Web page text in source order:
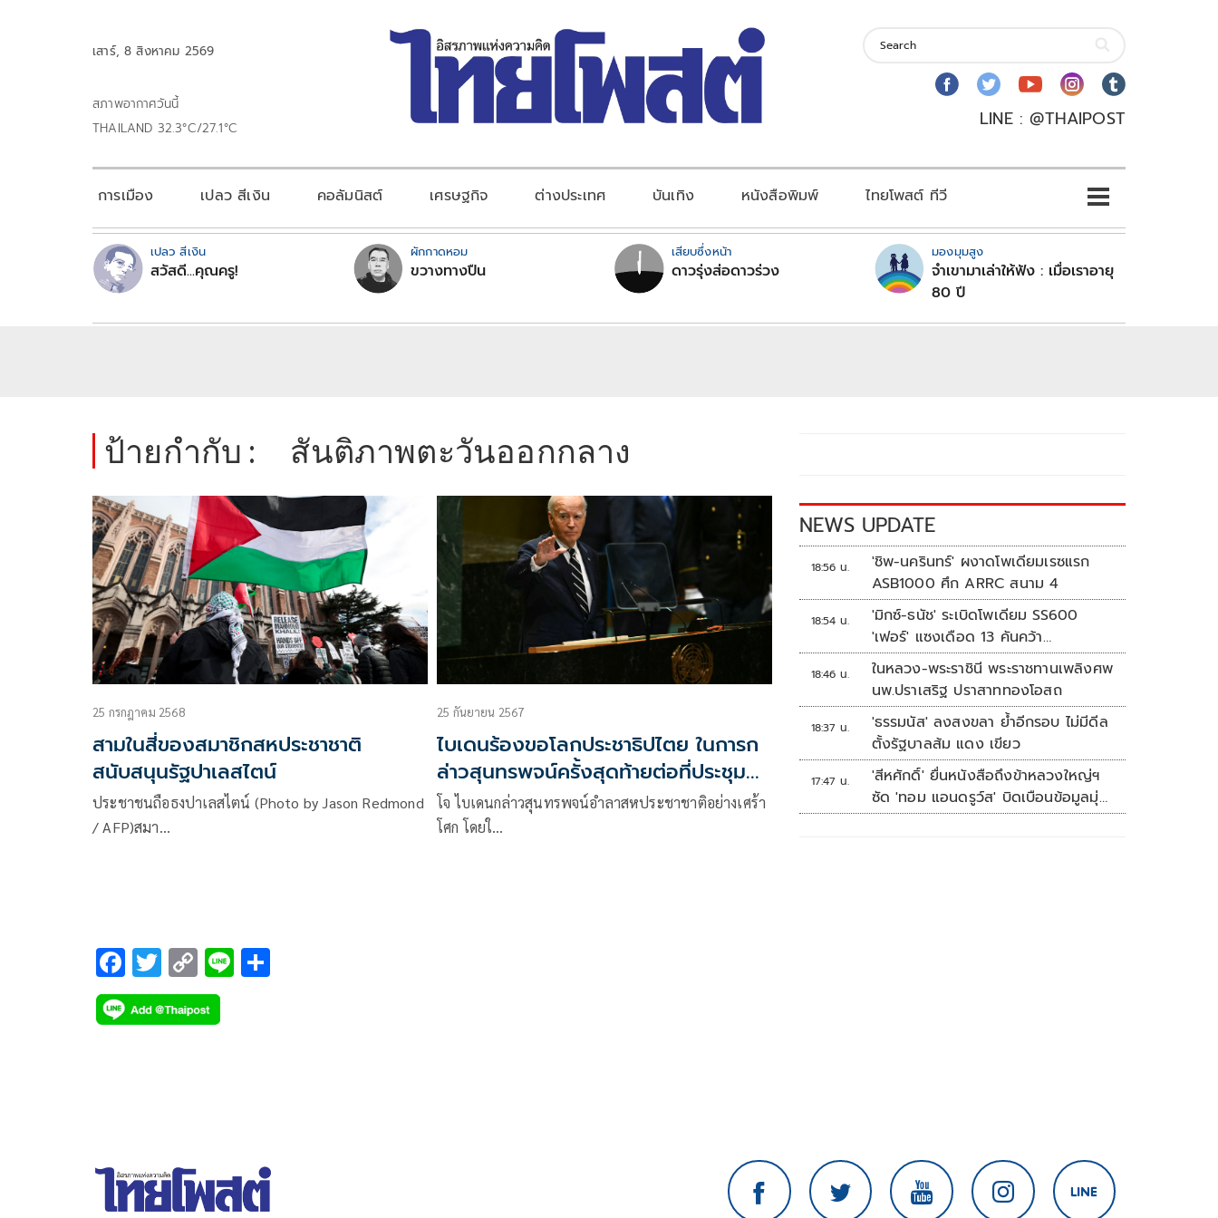
เสาร์, 8 สิงหาคม 2569
สภาพอากาศวันนี้
THAILAND 32.3°C/27.1°C
LINE : @THAIPOST
การเมือง เปลว สีเงิน คอลัมนิสต์ เศรษฐกิจ ต่างประเทศ บันเทิง หนังสือพิมพ์ ไทยโพสต์ ทีวี
เปลว สีเงิน
สวัสดี...คุณครู!
ผักกาดหอม
ขวางทางปืน
เสียบซึ่งหน้า
ดาวรุ่งส่อดาวร่วง
มองมุมสูง
จำเขามาเล่าให้ฟัง : เมื่อเราอายุ
80 ปี
ป้ายกำกับ : สันติภาพตะวันออกกลาง
25 กรกฎาคม 2568
สามในสี่ของสมาชิกสหประชาชาติ
สนับสนุนรัฐปาเลสไตน์
ประชาชนถือธงปาเลสไตน์ (Photo by Jason Redmond
/ AFP)สมา…
25 กันยายน 2567
ไบเดนร้องขอโลกประชาธิปไตย ในการก
ล่าวสุนทรพจน์ครั้งสุดท้ายต่อที่ประชุม
ยูเอ็น
โจ ไบเดนกล่าวสุนทรพจน์อำลาสหประชาชาติอย่างเศร้า
โศก โดยใ…
F
ac
e
T
wi
tt
C
o
p
Li
NEWS UPDATE
18:56 น.
'ชิพ-นครินทร์' ผงาดโพเดียมเรซแรก
ASB1000 ศึก ARRC สนาม 4
18:54 น.
'มิกซ์-ธนัช' ระเบิดโพเดียม SS600
'เฟอร์' แซงเดือด 13 คันคว้า
แต้ม ศึก ARRC สนาม 4
18:46 น.
ในหลวง-พระราชินี พระราชทานเพลิงศพ
นพ.ปราเสริฐ ปราสาททองโอสถ
18:37 น.
'ธรรมนัส' ลงสงขลา ย้ำอีกรอบ ไม่มีดีล
ตั้งรัฐบาลส้ม แดง เขียว
17:47 น.
'สีหศักดิ์' ยื่นหนังสือถึงข้าหลวงใหญ่ฯ
ซัด 'ทอม แอนดรูว์ส' บิดเบือนข้อมูลมุ่ง
แสวงหาผลประโยชน์ทางการเมือง